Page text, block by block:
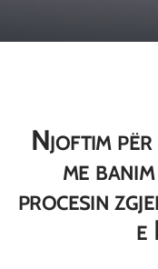
Njoftim
me
procesin
e